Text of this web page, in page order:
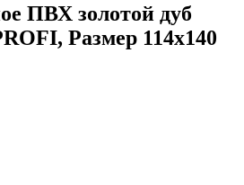
ПВХ золотой дуб
Размер 114х140